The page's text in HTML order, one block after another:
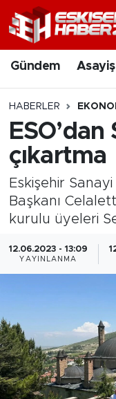
Gündem Asayiş
HABERLER
çıkartma
Eskişehir
Başkanı
kurulu üyeleri
12.06.2023 - 13:09
YAYINLANMA
Gündem
Asayiş
Siyaset
Spor
Sağlık
Ekonomi
Eğitim
Bölge
Teknoloji
Nöbetçi
Hava Durumu
Trafik
Süper Lig
Tüm
Son Dakika
Haber Arşivi